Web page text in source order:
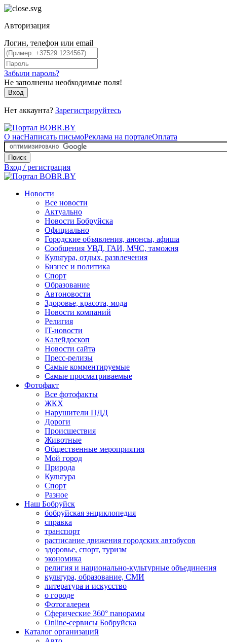
Авторизация
Логин, телефон или email
Забыли пароль?
Не заполнены необходимые поля!
Вход
Нет аккаунта? Зарегистрируйтесь
О насНаписать письмоРеклама на порталеОплата
Поиск
Вход / регистрация
Новости
Все новости
Актуально
Новости Бобруйска
Официально
Городские объявления, анонсы, афиша
Сообщения УВД, ГАИ, МЧС, таможня
Культура, отдых, развлечения
Бизнес и политика
Спорт
Образование
Автоновости
Здоровье, красота, мода
Новости компаний
Религия
IT-новости
Калейдоскоп
Новости сайта
Пресс-релизы
Самые комментируемые
Самые просматриваемые
Фотофакт
Все фотофакты
ЖКХ
Нарушители ПДД
Дороги
Происшествия
Животные
Общественные мероприятия
Мой город
Природа
Культура
Спорт
Разное
Наш Бобруйск
бобруйская энциклопедия
справка
транспорт
расписание движения городских автобусов
здоровье, спорт, туризм
экономика
религия и национально-культурные объединения
культура, образование, СМИ
литература и искусство
о городе
Фотогалереи
Сферические 360° панорамы
Online-сервисы Бобруйска
Каталог организаций